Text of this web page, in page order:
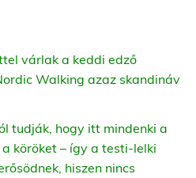
várlak a keddi edző
Walking azaz skandináv
tudják, hogy itt mindenki a
köröket – így a testi-lelki
hiszen nincs